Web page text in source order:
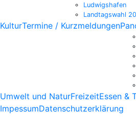
Ludwigshafen
Landtagswahl
KulturTermine / Kurzmeldungen
Umwelt und NaturFreizeitEssen &
ImpessumDatenschutzerklärung